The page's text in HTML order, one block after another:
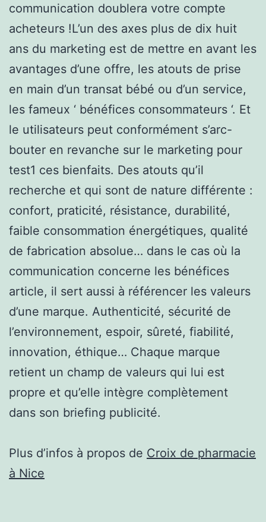
communication doublera votre compte
acheteurs !L’un des axes plus de dix huit
ans du marketing est de mettre en avant les
avantages d’une offre, les atouts de prise
en main d’un transat bébé ou d’un service,
les fameux ‘ bénéfices consommateurs ‘. Et
le utilisateurs peut conformément s’arc-
bouter en revanche sur le marketing pour
test1 ces bienfaits. Des atouts qu’il
recherche et qui sont de nature différente :
confort, praticité, résistance, durabilité,
faible consommation énergétiques, qualité
de fabrication absolue… dans le cas où la
communication concerne les bénéfices
article, il sert aussi à référencer les valeurs
d’une marque. Authenticité, sécurité de
l’environnement, espoir, sûreté, fiabilité,
innovation, éthique… Chaque marque
retient un champ de valeurs qui lui est
propre et qu’elle intègre complètement
dans son briefing publicité.
Plus d’infos à propos de Croix de pharmacie
à Nice